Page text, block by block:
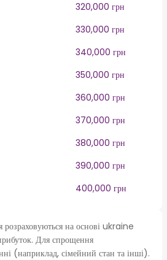
320,000 грн
330,000 грн
340,000 грн
350,000 грн
360,000 грн
370,000 грн
380,000 грн
390,000 грн
400,000 грн
на основі ukraine
Для спрощення
(наприклад, сімейний стан та інші).